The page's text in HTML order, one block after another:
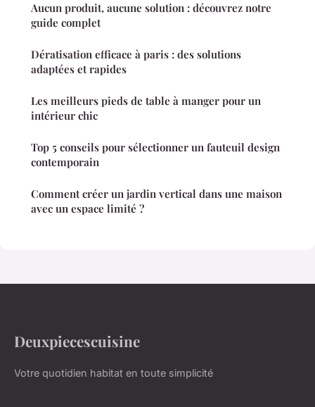
Aucun produit, aucune solution : découvrez notre
guide complet
Dératisation efficace à paris : des solutions
adaptées et rapides
Les meilleurs pieds de table à manger pour un
intérieur chic
Top 5 conseils pour sélectionner un fauteuil design
contemporain
Comment créer un jardin vertical dans une maison
avec un espace limité ?
Deuxpiecescuisine
Votre quotidien habitat en toute simplicité